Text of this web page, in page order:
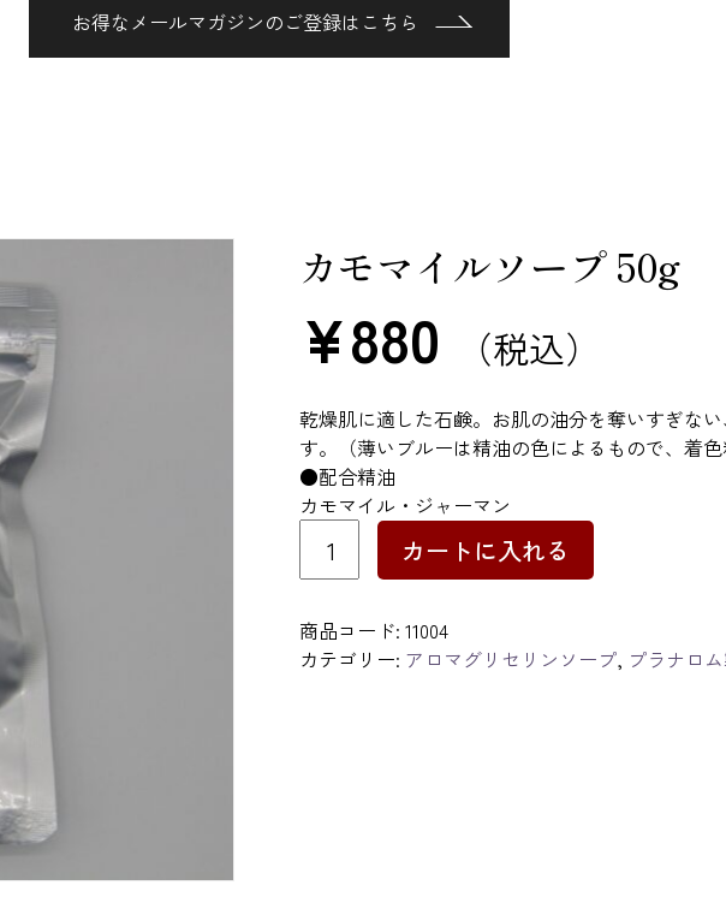
お得なメールマガジンのご登録はこちら
カモマイルソープ 50g
¥880 （税込）
乾燥肌に適した石鹸。お肌の油分を奪いすぎな
す。
（薄いブルーは精油の色によるもので、着
●配合精油
カモマイル・ジャーマン
イ
ル
カートに入れる
商品コード:11004
カテゴリー: アロマグリセリンソープ, プラナロ